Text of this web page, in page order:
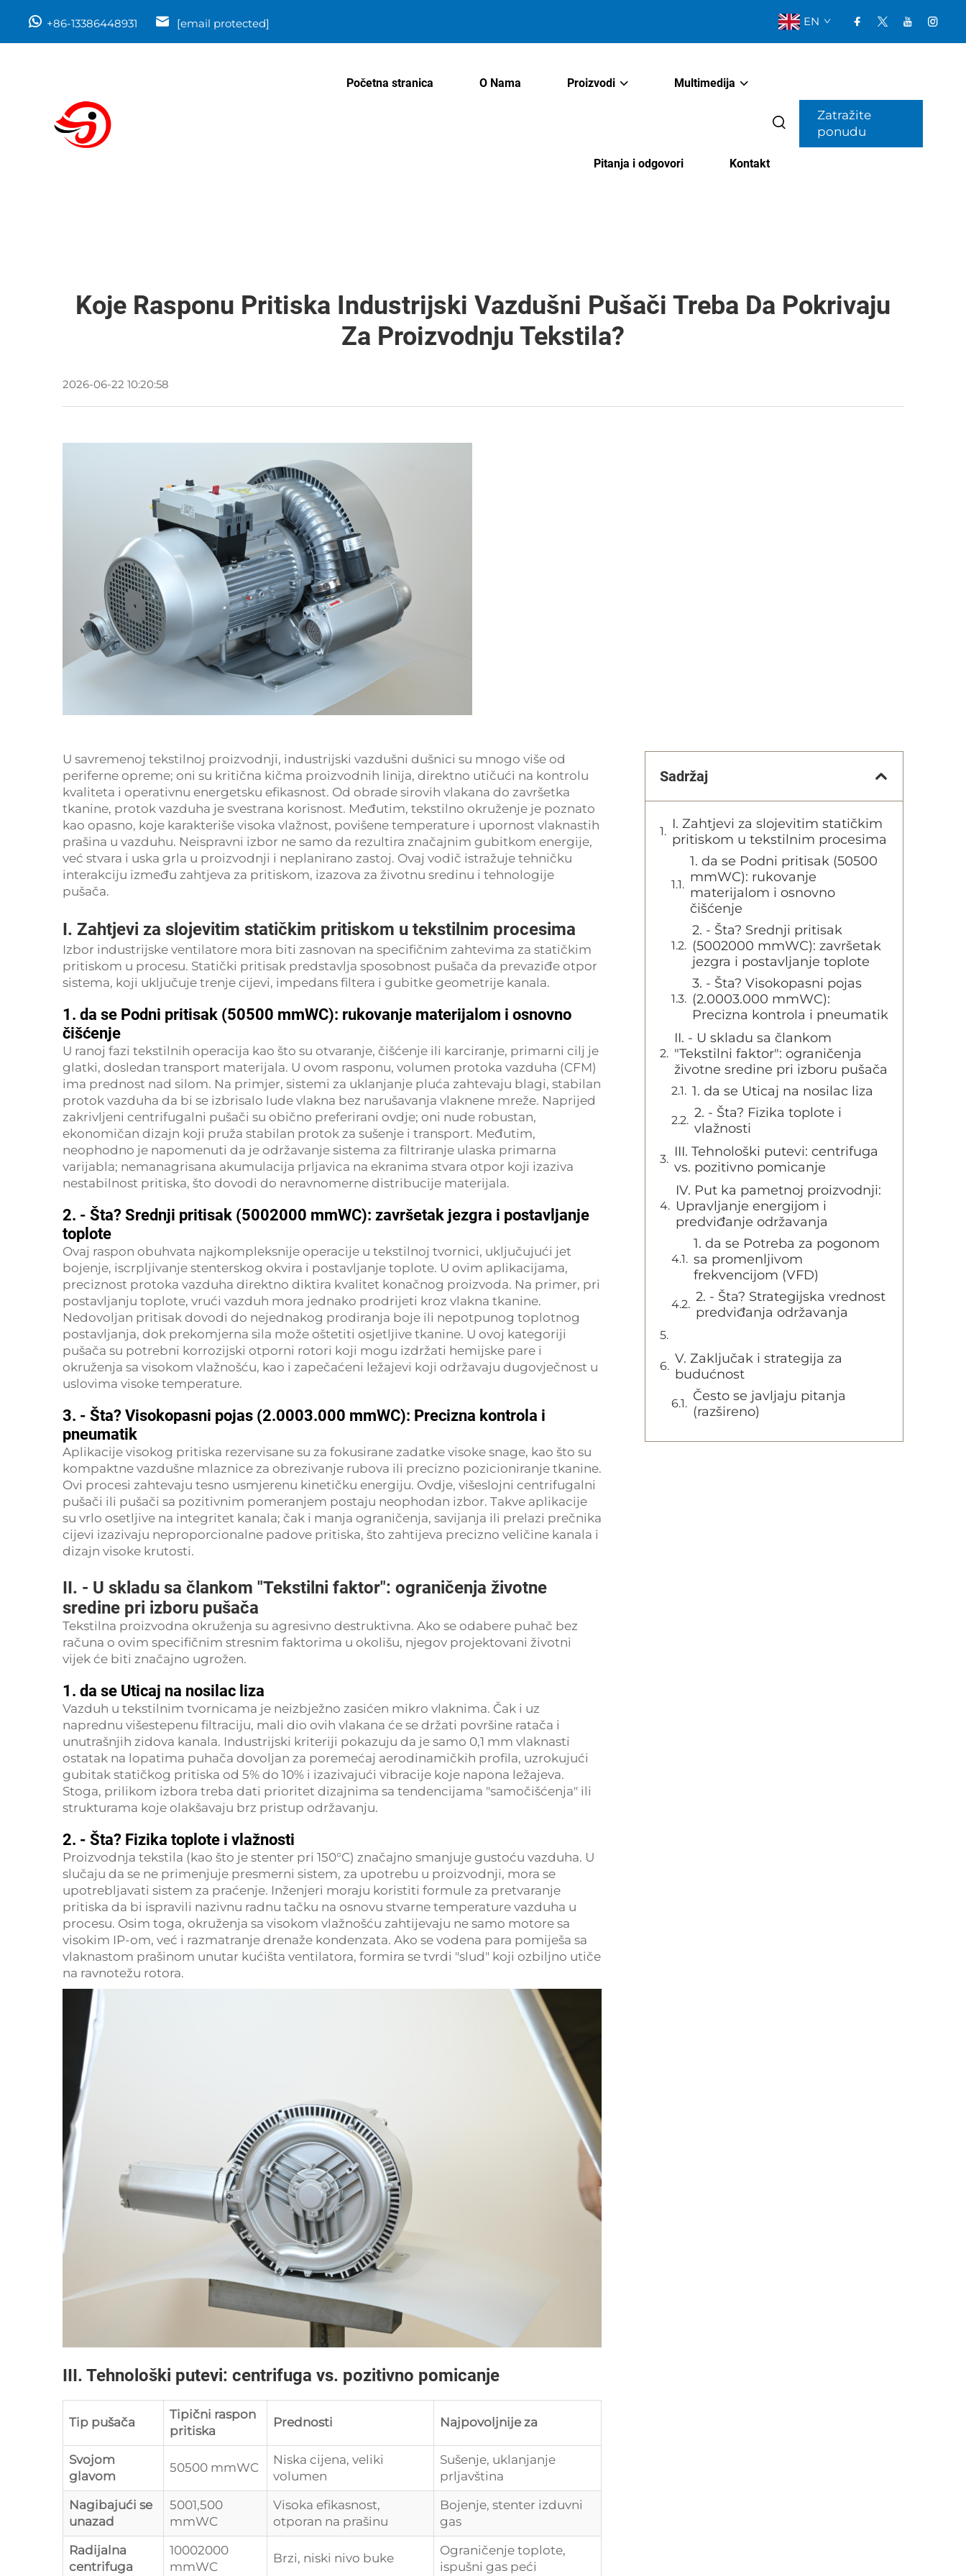
+86-13386448931 [email protected] EN
Početna stranica O Nama Proizvodi Multimedija
Pitanja i odgovori Kontakt
Zatražite
ponudu
Koje Rasponu Pritiska Industrijski Vazdušni Pušači Treba Da Pokrivaju
Za Proizvodnju Tekstila?
2026-06-22 10:20:58
U savremenoj tekstilnoj proizvodnji, industrijski vazdušni dušnici su mnogo više od
periferne opreme; oni su kritična kičma proizvodnih linija, direktno utičući na kontrolu
kvaliteta i operativnu energetsku efikasnost. Od obrade sirovih vlakana do završetka
tkanine, protok vazduha je svestrana korisnost. Međutim, tekstilno okruženje je poznato
kao opasno, koje karakteriše visoka vlažnost, povišene temperature i upornost vlaknastih
prašina u vazduhu. Neispravni izbor ne samo da rezultira značajnim gubitkom energije,
već stvara i uska grla u proizvodnji i neplanirano zastoj. Ovaj vodič istražuje tehničku
interakciju između zahtjeva za pritiskom, izazova za životnu sredinu i tehnologije
pušača.
I. Zahtjevi za slojevitim statičkim pritiskom u tekstilnim procesima
Izbor industrijske ventilatore mora biti zasnovan na specifičnim zahtevima za statičkim
pritiskom u procesu. Statički pritisak predstavlja sposobnost pušača da prevaziđe otpor
sistema, koji uključuje trenje cijevi, impedans filtera i gubitke geometrije kanala.
1. da se Podni pritisak (50500 mmWC): rukovanje materijalom i osnovno
čišćenje
U ranoj fazi tekstilnih operacija kao što su otvaranje, čišćenje ili karciranje, primarni cilj je
glatki, dosledan transport materijala. U ovom rasponu, volumen protoka vazduha (CFM)
ima prednost nad silom. Na primjer, sistemi za uklanjanje pluća zahtevaju blagi, stabilan
protok vazduha da bi se izbrisalo lude vlakna bez narušavanja vlaknene mreže. Naprijed
zakrivljeni centrifugalni pušači su obično preferirani ovdje; oni nude robustan,
ekonomičan dizajn koji pruža stabilan protok za sušenje i transport. Međutim,
neophodno je napomenuti da je održavanje sistema za filtriranje ulaska primarna
varijabla; nemanagrisana akumulacija prljavica na ekranima stvara otpor koji izaziva
nestabilnost pritiska, što dovodi do neravnomerne distribucije materijala.
2. - Šta? Srednji pritisak (5002000 mmWC): završetak jezgra i postavljanje
toplote
Ovaj raspon obuhvata najkompleksnije operacije u tekstilnoj tvornici, uključujući jet
bojenje, iscrpljivanje stenterskog okvira i postavljanje toplote. U ovim aplikacijama,
preciznost protoka vazduha direktno diktira kvalitet konačnog proizvoda. Na primer, pri
postavljanju toplote, vrući vazduh mora jednako prodrijeti kroz vlakna tkanine.
Nedovoljan pritisak dovodi do nejednakog prodiranja boje ili nepotpunog toplotnog
postavljanja, dok prekomjerna sila može oštetiti osjetljive tkanine. U ovoj kategoriji
pušača su potrebni korrozijski otporni rotori koji mogu izdržati hemijske pare i
okruženja sa visokom vlažnošću, kao i zapečaćeni ležajevi koji održavaju dugovječnost u
uslovima visoke temperature.
3. - Šta? Visokopasni pojas (2.0003.000 mmWC): Precizna kontrola i
pneumatik
Aplikacije visokog pritiska rezervisane su za fokusirane zadatke visoke snage, kao što su
kompaktne vazdušne mlaznice za obrezivanje rubova ili precizno pozicioniranje tkanine.
Ovi procesi zahtevaju tesno usmjerenu kinetičku energiju. Ovdje, višeslojni centrifugalni
pušači ili pušači sa pozitivnim pomeranjem postaju neophodan izbor. Takve aplikacije
su vrlo osetljive na integritet kanala; čak i manja ograničenja, savijanja ili prelazi prečnika
cijevi izazivaju neproporcionalne padove pritiska, što zahtijeva precizno veličine kanala i
dizajn visoke krutosti.
II. - U skladu sa člankom "Tekstilni faktor": ograničenja životne
sredine pri izboru pušača
Tekstilna proizvodna okruženja su agresivno destruktivna. Ako se odabere puhač bez
računa o ovim specifičnim stresnim faktorima u okolišu, njegov projektovani životni
vijek će biti značajno ugrožen.
1. da se Uticaj na nosilac liza
Vazduh u tekstilnim tvornicama je neizbježno zasićen mikro vlaknima. Čak i uz
naprednu višestepenu filtraciju, mali dio ovih vlakana će se držati površine ratača i
unutrašnjih zidova kanala. Industrijski kriteriji pokazuju da je samo 0,1 mm vlaknasti
ostatak na lopatima puhača dovoljan za poremećaj aerodinamičkih profila, uzrokujući
gubitak statičkog pritiska od 5% do 10% i izazivajući vibracije koje napona ležajeva.
Stoga, prilikom izbora treba dati prioritet dizajnima sa tendencijama "samočišćenja" ili
strukturama koje olakšavaju brz pristup održavanju.
2. - Šta? Fizika toplote i vlažnosti
Proizvodnja tekstila (kao što je stenter pri 150°C) značajno smanjuje gustoću vazduha. U
slučaju da se ne primenjuje presmerni sistem, za upotrebu u proizvodnji, mora se
upotrebljavati sistem za praćenje. Inženjeri moraju koristiti formule za pretvaranje
pritiska da bi ispravili nazivnu radnu tačku na osnovu stvarne temperature vazduha u
procesu. Osim toga, okruženja sa visokom vlažnošću zahtijevaju ne samo motore sa
visokim IP-om, već i razmatranje drenaže kondenzata. Ako se vodena para pomiješa sa
vlaknastom prašinom unutar kućišta ventilatora, formira se tvrdi "slud" koji ozbiljno utiče
na ravnotežu rotora.
III. Tehnološki putevi: centrifuga vs. pozitivno pomicanje
Tip pušača
Tipični raspon
pritiska
Prednosti Najpovoljnije za
Svojom
glavom
50500 mmWC
Niska cijena, veliki
volumen
Sušenje, uklanjanje
prljavština
Nagibajući se
unazad
5001,500
mmWC
Visoka efikasnost,
otporan na prašinu
Bojenje, stenter izduvni
gas
Radijalna
centrifuga
10002000
mmWC
Brzi, niski nivo buke
Ograničenje toplote,
ispušni gas peći
Sadržaj
I. Zahtjevi za slojevitim statičkim
pritiskom u tekstilnim procesima
1. da se Podni pritisak (50500
mmWC): rukovanje
materijalom i osnovno
čišćenje
2. - Šta? Srednji pritisak
(5002000 mmWC): završetak
jezgra i postavljanje toplote
3. - Šta? Visokopasni pojas
(2.0003.000 mmWC):
Precizna kontrola i pneumatik
II. - U skladu sa člankom
"Tekstilni faktor": ograničenja
životne sredine pri izboru pušača
1. da se Uticaj na nosilac liza
2. - Šta? Fizika toplote i
vlažnosti
III. Tehnološki putevi: centrifuga
vs. pozitivno pomicanje
IV. Put ka pametnoj proizvodnji:
Upravljanje energijom i
predviđanje održavanja
1. da se Potreba za pogonom
sa promenljivom
frekvencijom (VFD)
2. - Šta? Strategijska vrednost
predviđanja održavanja
V. Zaključak i strategija za
budućnost
Često se javljaju pitanja
(razšireno)